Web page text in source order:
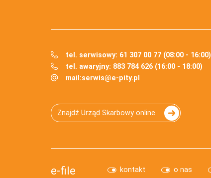
tel. serwisowy: 61 307 00 77 (08:00 - 16:00)
tel. awaryjny: 883 784 626 (16:00 - 18:00)
mail:serwis@e-pity.pl
Znajdź Urząd Skarbowy online
e-file kontakt o nas